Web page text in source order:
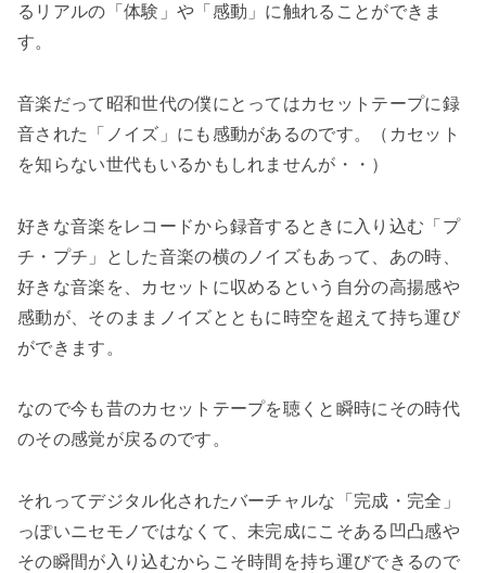
るリアルの「体験」や「感動」に触れることができま
す。
音楽だって昭和世代の僕にとってはカセットテープに録
音された「ノイズ」にも感動があるのです。（カセット
を知らない世代もいるかもしれませんが・・）
好きな音楽をレコードから録音するときに入り込む「プ
チ・プチ」とした音楽の横のノイズもあって、あの時、
好きな音楽を、カセットに収めるという自分の高揚感や
感動が、そのままノイズとともに時空を超えて持ち運び
ができます。
なので今も昔のカセットテープを聴くと瞬時にその時代
のその感覚が戻るのです。
それってデジタル化されたバーチャルな「完成・完全」
っぽいニセモノではなくて、未完成にこそある凹凸感や
その瞬間が入り込むからこそ時間を持ち運びできるので